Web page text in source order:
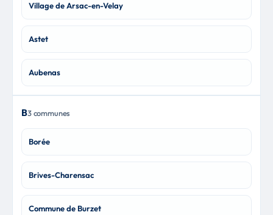
Village de Arsac-en-Velay
Astet
Aubenas
B3 communes
Borée
Brives-Charensac
Commune de Burzet